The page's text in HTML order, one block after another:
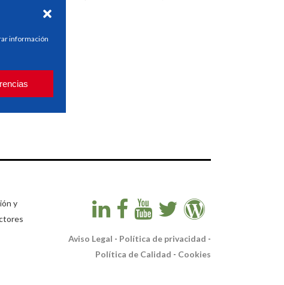
información
y
Aviso Legal - Política de privacidad -
Política de Calidad - Cookies